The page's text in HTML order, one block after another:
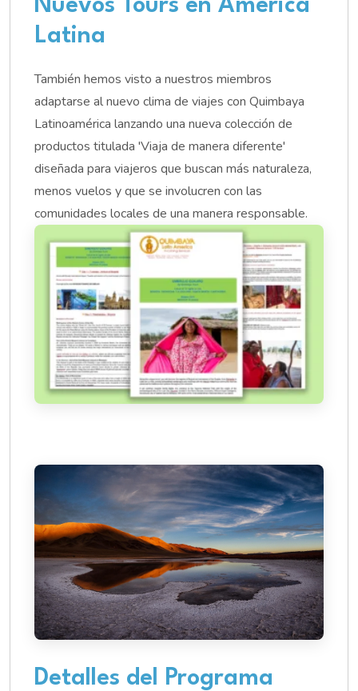
Nuevos Tours en América
Latina
También hemos visto a nuestros miembros
adaptarse al nuevo clima de viajes con Quimbaya
Latinoamérica lanzando una nueva colección de
productos titulada 'Viaja de manera diferente'
diseñada para viajeros que buscan más naturaleza,
menos vuelos y que se involucren con las
comunidades locales de una manera responsable.
Detalles del Programa